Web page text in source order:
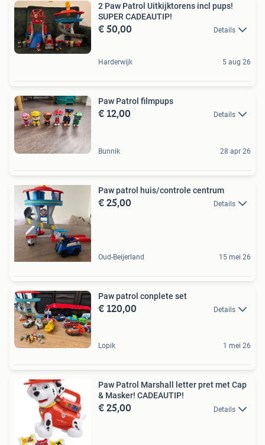
2 Paw Patrol Uitkijktorens incl pups!
SUPER CADEAUTIP!
€ 50,00 Details
Harderwijk 5 aug 26
Paw Patrol filmpups
€ 12,00 Details
Bunnik 28 apr 26
Paw patrol huis/controle centrum
€ 25,00 Details
Oud-Beijerland 15 mei 26
Paw patrol conplete set
€ 120,00 Details
Lopik 1 mei 26
Paw Patrol Marshall letter pret met Cap
& Masker! CADEAUTIP!
€ 25,00 Details